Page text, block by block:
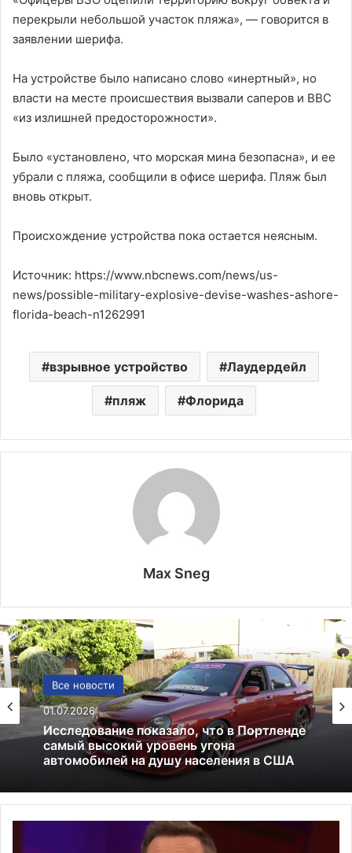
перекрыли небольшой участок пляжа», — говорится в
заявлении шерифа.
На устройстве было написано слово «инертный», но
власти на месте происшествия вызвали саперов и ВВС
«из излишней предосторожности».
Было «установлено, что морская мина безопасна», и ее
убрали с пляжа, сообщили в офисе шерифа. Пляж был
вновь открыт.
Происхождение устройства пока остается неясным.
Источник: https://www.nbcnews.com/news/us-
news/possible-military-explosive-devise-washes-ashore-
florida-beach-n1262991
взрывное устройство Лаудердейл
пляж Флорида
Max Sneg
Все новости
01.07.2026
Исследование показало, что в Портленде
самый высокий уровень угона
США
13.06.2025
Америка имеет огромный избыток сыра